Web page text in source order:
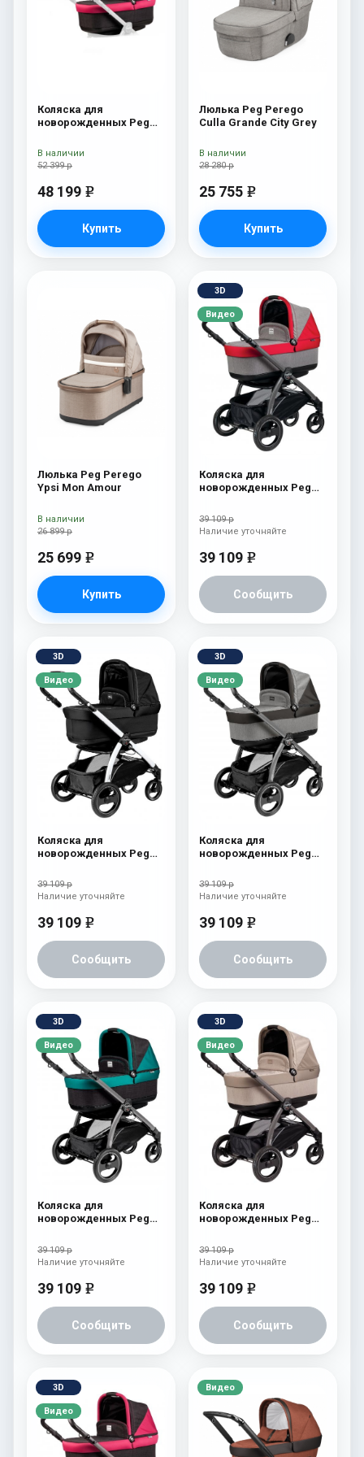
Коляска для
новорожденных Peg
Pop-Up) Fleur
52 399 р
48 199 e
Купить
В наличии
Люлька Peg Perego
Culla Grande City Grey
28 280 р
25 755 e
Купить
В наличии
Люлька Peg Perego
Ypsi Mon Amour
26 899 р
25 699 e
Купить
В наличии
3D
Видео
Коляска для
новорожденных Peg
(шасси Jet) Tulip
39 109 р
39 109 e
Сообщить
Наличие уточняйте
3D
Видео
Коляска для
новорожденных Peg
(шасси Jet) Onyx
39 109 р
39 109 e
Сообщить
Наличие уточняйте
3D
Видео
Коляска для
новорожденных Peg
(шасси Jet) atmosphere
39 109 р
39 109 e
Сообщить
Наличие уточняйте
3D
Видео
Коляска для
новорожденных Peg
(шасси Jet)
aquamarine
39 109 р
39 109 e
Сообщить
Наличие уточняйте
3D
Видео
Коляска для
новорожденных Peg
(шасси Jet) Cream
39 109 р
39 109 e
Сообщить
Наличие уточняйте
3D
Видео
Видео